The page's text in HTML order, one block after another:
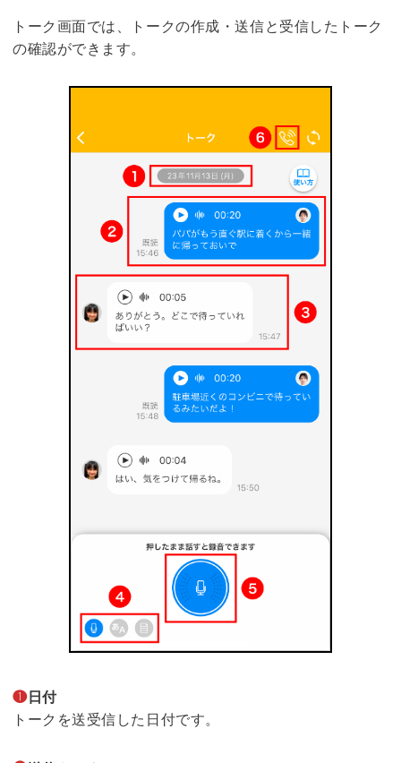
トーク画面では、トークの作成・送信と受信したトーク
の確認ができます。
❶日付
トークを送受信した日付です。